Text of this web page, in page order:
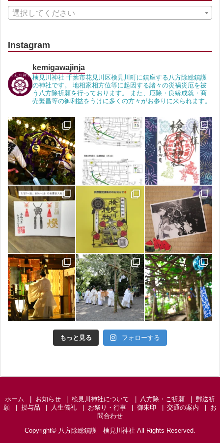
選択してください
Instagram
kemigawajinja
検見川神社 千葉市花見川区検見川町に鎮座する八方除総鎮護
の神社です。 地相家相方位等に起因する諸々の災禍災厄を祓
う八方除祈願を行っております。 また、厄除・良縁成就・商
売繁昌等の御利益をうけに多くの方々がお参りに来られます。
もっと見る フォローする
ホーム お知らせ 検見川神社について 八方除・ご祈願
郵送祈
願
授与品 人生儀礼 お祭り・行事 御朱印 交通の案内
お
問合わせ
Copyright© 八方除総鎮護 検見川神社 All Rights Reserved.